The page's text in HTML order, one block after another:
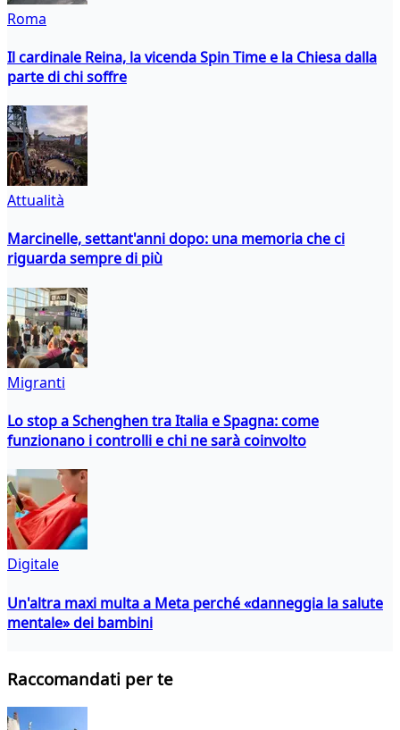
Roma
Il cardinale Reina, la vicenda Spin Time e la Chiesa dalla
parte di chi soffre
Attualità
Marcinelle, settant'anni dopo: una memoria che ci
riguarda sempre di più
Migranti
Lo stop a Schenghen tra Italia e Spagna: come
funzionano i controlli e chi ne sarà coinvolto
Digitale
Un'altra maxi multa a Meta perché «danneggia la salute
mentale» dei bambini
Raccomandati per te